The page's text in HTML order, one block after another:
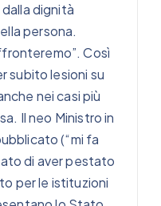
dignità
persona.
Così
subito lesioni su
nei casi più
Il neo Ministro in
(“mi fa
di aver pestato
per le istituzioni